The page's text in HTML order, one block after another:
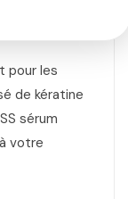
pour les
de kératine
sérum
votre